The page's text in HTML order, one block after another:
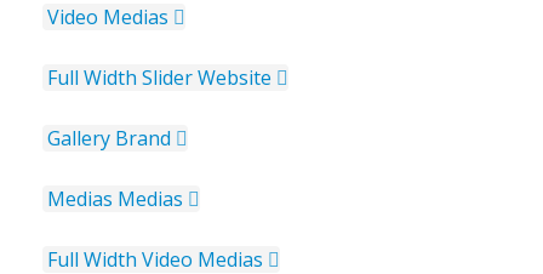
Video Medias
Full Width SliderWebsite
Gallery Brand
Medias Medias
Full Width Video Medias